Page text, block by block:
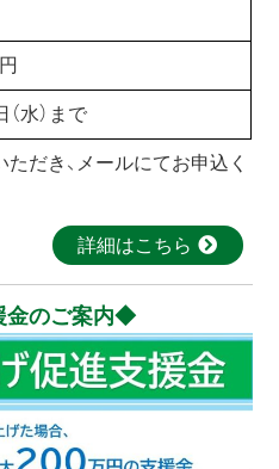
水）まで
だき、メールにてお申込く
詳細はこちら
金のご案内